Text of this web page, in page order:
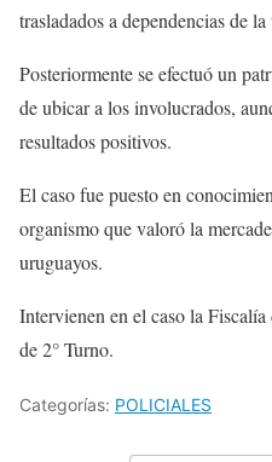
trasladados a dependencias de
Posteriormente se efectuó un
de ubicar a los involucrados,
resultados positivos.
El caso fue puesto en
organismo que valoró la
uruguayos.
Intervienen en el caso la
de 2° Turno.
Categorías: POLICIALES